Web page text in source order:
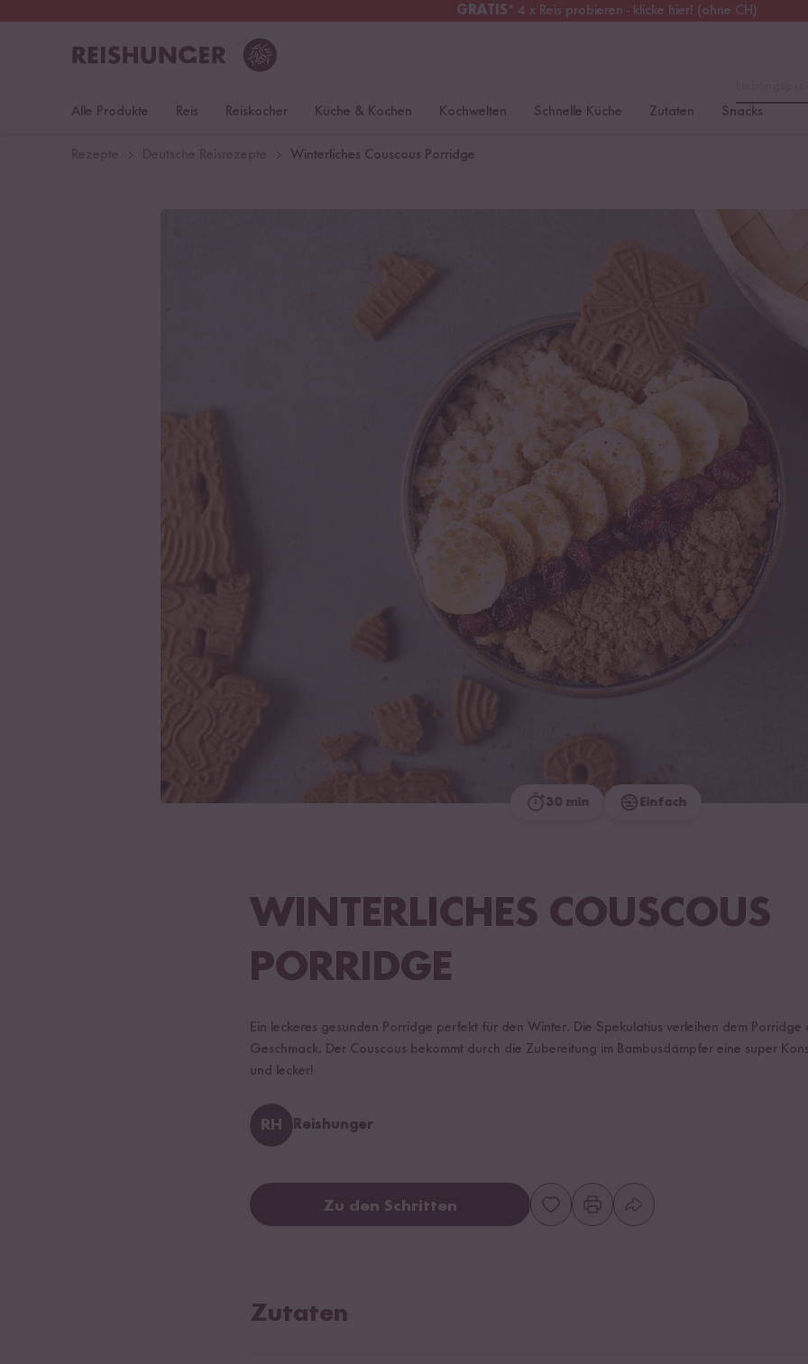
GRATIS* 4 x Reis probieren - klicke hier! (ohne CH)
Kostenloser Versand
Alle Produkte Reis Reiskocher Küche & Kochen Kochwelten Schnelle Küche Zutaten Snacks
Winterliches Couscous Porridge
30 min Einfach
WINTERLICHES COUSCOUS
PORRIDGE
Ein leckeres gesunden Porridge perfekt für den Winter. Die Spekulatius verleihen dem Porridge
Geschmack. Der Couscous bekommt durch die Zubereitung im Bambusdämpfer eine super
und lecker!
RH Reishunger
Zu den Schritten
Zutaten